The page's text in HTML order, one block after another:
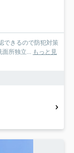
できるので防犯対策
面所独立... もっと見